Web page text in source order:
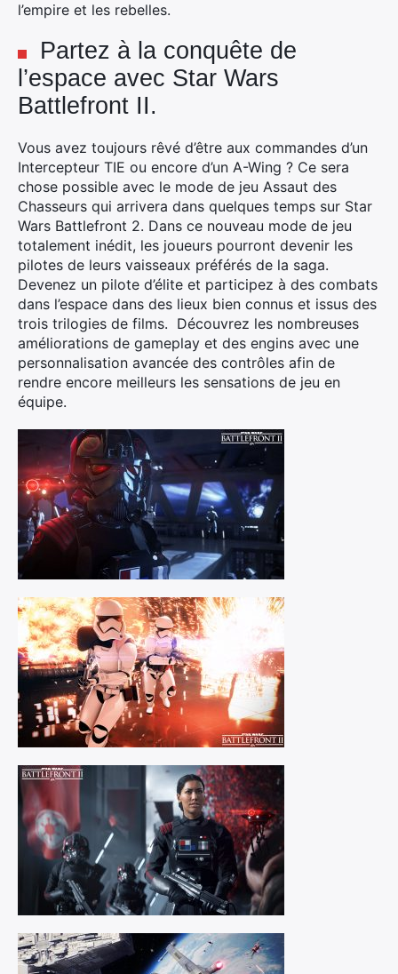
l’empire et les rebelles.
Partez à la conquête de
l’espace avec Star Wars
Battlefront II.
Vous avez toujours rêvé d’être aux commandes d’un
Intercepteur TIE ou encore d’un A-Wing ? Ce sera
chose possible avec le mode de jeu Assaut des
Chasseurs qui arrivera dans quelques temps sur Star
Wars Battlefront 2. Dans ce nouveau mode de jeu
totalement inédit, les joueurs pourront devenir les
pilotes de leurs vaisseaux préférés de la saga.
Devenez un pilote d’élite et participez à des combats
dans l’espace dans des lieux bien connus et issus des
trois trilogies de films. Découvrez les nombreuses
améliorations de gameplay et des engins avec une
personnalisation avancée des contrôles afin de
rendre encore meilleurs les sensations de jeu en
équipe.